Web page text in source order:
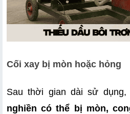
Cối xay bị mòn hoặc hỏng
Sau thời gian dài sử dụng,
nghiền có thể bị mòn,